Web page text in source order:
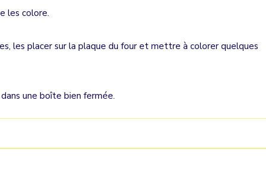
les colore.
les placer sur la plaque du four et mettre à colorer quelques
une boîte bien fermée.